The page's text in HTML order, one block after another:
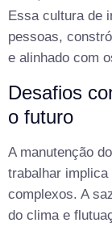
Essa cultura de
pessoas,
e alinhado com
Desafios
o futuro
A manutenção
trabalhar
complexos. A
do clima e